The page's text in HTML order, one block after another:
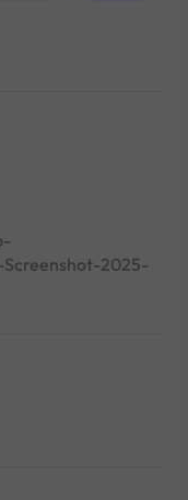
2025-